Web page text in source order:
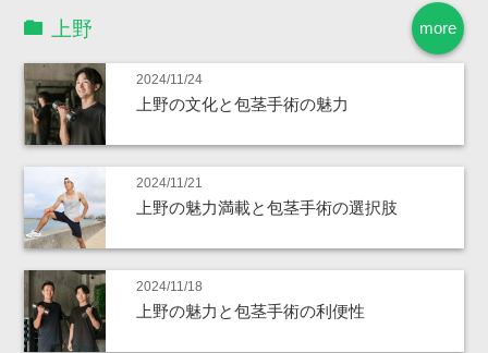
more
上野
2024/11/24
上野の文化と包茎手術の魅力
2024/11/21
上野の魅力満載と包茎手術の選択肢
2024/11/18
上野の魅力と包茎手術の利便性